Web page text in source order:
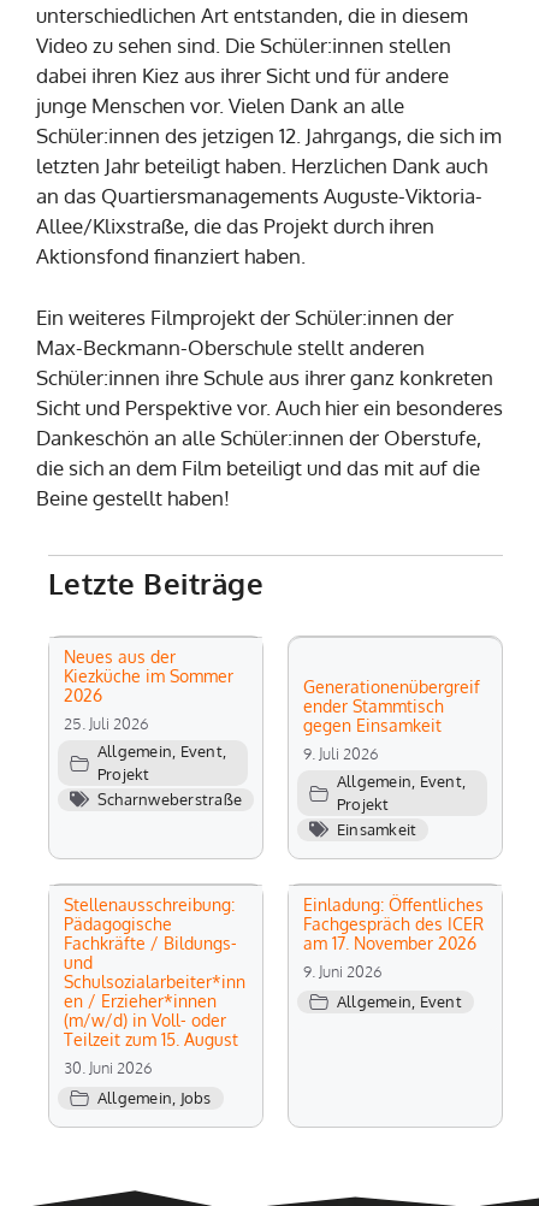
unterschiedlichen Art entstanden, die in diesem
Video zu sehen sind. Die Schüler:innen stellen
dabei ihren Kiez aus ihrer Sicht und für andere
junge Menschen vor. Vielen Dank an alle
Schüler:innen des jetzigen 12. Jahrgangs, die sich im
letzten Jahr beteiligt haben. Herzlichen Dank auch
an das Quartiersmanagements Auguste-Viktoria-
Allee/Klixstraße, die das Projekt durch ihren
Aktionsfond finanziert haben.
Ein weiteres Filmprojekt der Schüler:innen der
Max-Beckmann-Oberschule stellt anderen
Schüler:innen ihre Schule aus ihrer ganz konkreten
Sicht und Perspektive vor. Auch hier ein besonderes
Dankeschön an alle Schüler:innen der Oberstufe,
die sich an dem Film beteiligt und das mit auf die
Beine gestellt haben!
Letzte Beiträge
Neues aus der
Kiezküche im Sommer
2026
25. Juli 2026
Allgemein, Event,
Projekt
Scharnweberstraße
Generationenübergreif
ender Stammtisch
gegen Einsamkeit
9. Juli 2026
Allgemein, Event,
Projekt
Einsamkeit
Stellenausschreibung:
Pädagogische
Fachkräfte / Bildungs-
und
Schulsozialarbeiter*inn
en / Erzieher*innen
(m/w/d) in Voll- oder
Teilzeit zum 15. August
30. Juni 2026
Allgemein Jobs
Einladung: Öffentliches
Fachgespräch des ICER
am 17. November 2026
9. Juni 2026
Allgemein Event